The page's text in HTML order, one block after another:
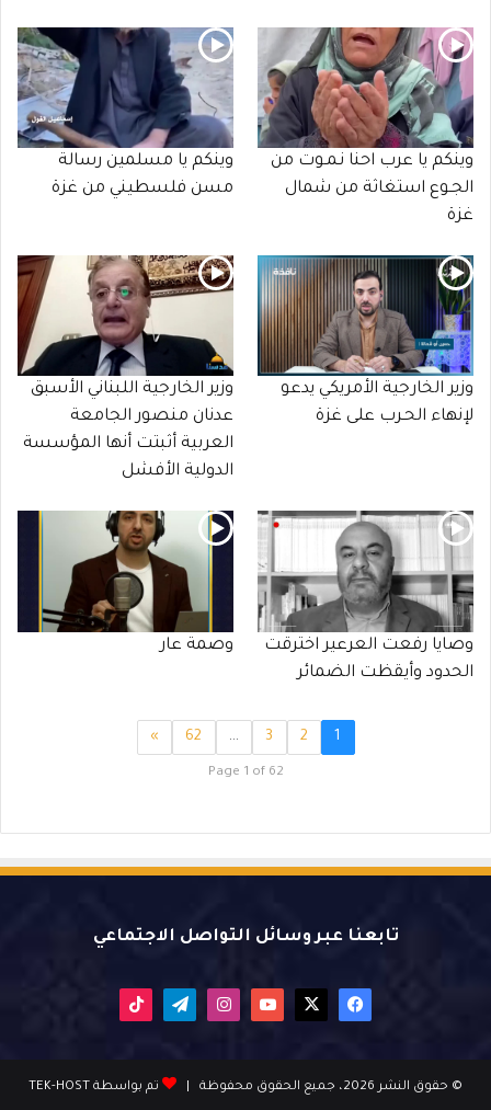
وينكم يا عرب احنا نـمـوت من
الجـوع استغاثة من شمال
غزة
وينكم يا مسلمين رسالة
مسن فلسطيني من غزة
وزير الخارجية الأمريكي يدعو
لإنهاء الحـرب على غزة
وزير الخارجية اللبناني الأسبق
عدنان منصور الجامعة
العربية أثبتت أنها المؤسسة
الدولية الأفشل
وصايا رفعت العرعير اخترقت
الحدود وأيقظت الضمائر
وصمة عار
1
2
3
…
62
»
Page 1 of 62
تابعنا عبر وسائل التواصل الاجتماعي
فيسبوك يوتيوب انستقرام تيلقرام
© حقوق النشر 2026، جميع الحقوق محفوظة | تم بواسطة TEK-HOST